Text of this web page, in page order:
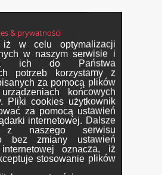
& prywatności
iż w celu optymalizacji
w naszym serwisie i
ich do Państwa
potrzeb korzystamy z
za pomocą plików
końcowych
Pliki cookies użytkownik
za pomocą ustawień
internetowej. Dalsze
z naszego serwisu
bez zmiany ustawień
oznacza, iż
stosowanie plików